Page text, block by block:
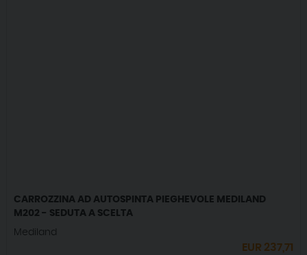
CARROZZINA AD AUTOSPINTA PIEGHEVOLE MEDILAND
M202 - SEDUTA A SCELTA
Mediland
EUR 237,71